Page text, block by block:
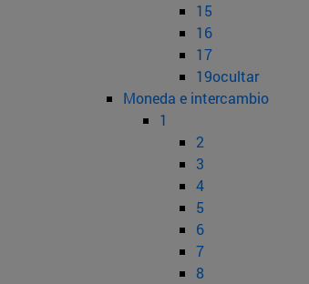
15
16
17
19ocultar
Moneda e intercambio
1
2
3
4
5
6
7
8